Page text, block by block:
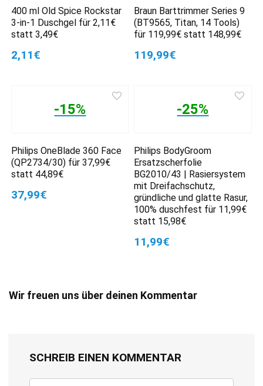
400 ml Old Spice Rockstar
3-in-1 Duschgel für 2,11€
statt 3,49€
2,11€
Braun Barttrimmer Series 9
(BT9565, Titan, 14 Tools)
für 119,99€ statt 148,99€
119,99€
-15%
Philips OneBlade 360 Face
(QP2734/30) für 37,99€
statt 44,89€
37,99€
-25%
Philips BodyGroom
Ersatzscherfolie
BG2010/43 | Rasiersystem
mit Dreifachschutz,
gründliche und glatte Rasur,
100% duschfest für 11,99€
statt 15,98€
11,99€
Wir freuen uns über deinen Kommentar
SCHREIB EINEN KOMMENTAR